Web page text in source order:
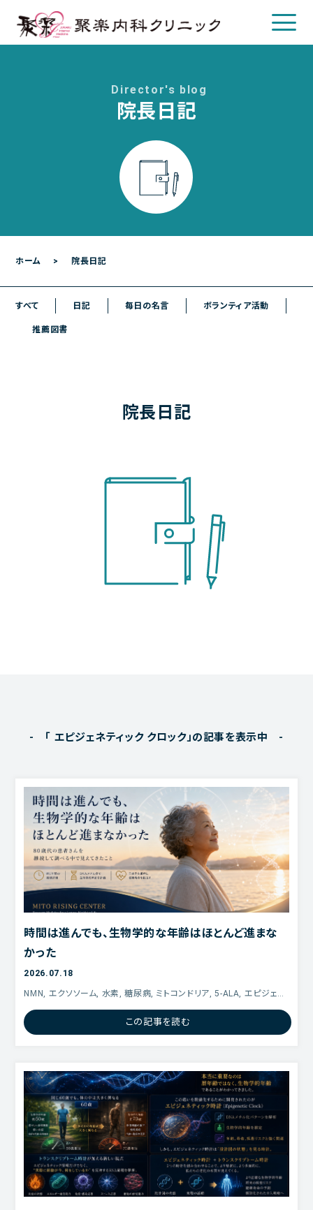
院長について
診療内容
各種検査
ご予約
クリニックからのお知らせ
聚楽内科クリニック
ご予約・お問い合わせは
TEL.096-387-2277
[受付 平日 11～13時、14～18時]
診療時間 完全予約制
月 火 水 木 金 土 日･祝
午前
午後
午前 9:00～13:00 午後 14:00～18:00
Director's blog
院長日記
ホーム 院長日記
すべて 日記 毎日の名言 ボランティア活動
推薦図書
院長日記
- 「 エピジェネティック クロック」の記事を表示中 -
時間は進んでも、生物学的な年齢はほとんど進まな
かった
2026.07.18
NMN, エクソソーム, 水素, 糖尿病, ミトコンドリア, 5-ALA, エピジェネ
ティック クロック, アンチエイジング3本の矢, 水素吸入療法, WOTT,
エピジェネティクス, エピクロックテスト, イメグリミン, エピゲノム,
この記事を読む